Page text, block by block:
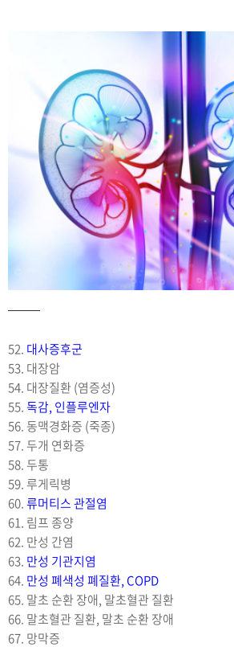
52. 대사증후군
53. 대장암
54. 대장질환 (염증성)
55.독감, 인플루엔자
56. 동맥경화증 (죽종)
57. 두개 연화증
58. 두통
59. 루게릭병
60.류머티스 관절염
61. 림프 종양
62. 만성 간염
63. 만성 기관지염
64. 만성 폐색성 폐질환, COPD
65. 말초 순환 장애, 말초혈관 질환
66. 말초혈관 질환, 말초 순환 장애
67. 망막증